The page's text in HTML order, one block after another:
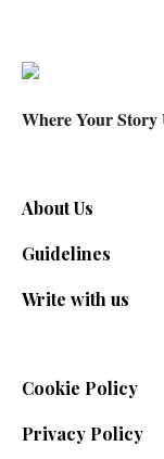
Where Your Story
About Us
Guidelines
Write with us
Cookie Policy
Privacy Policy